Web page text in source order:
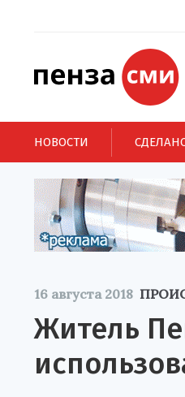
НОВОСТИ
16 августа 2018
Житель